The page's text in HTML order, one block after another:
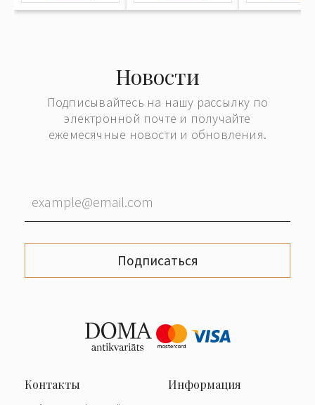
Новости
Подписывайтесь на нашу рассылку по
электронной почте и получайте
ежемесячные новости и обновления.
Подписаться